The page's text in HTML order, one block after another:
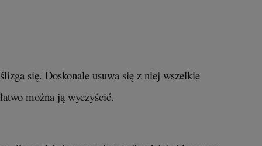
się. Doskonale usuwa się z niej wszelkie
można ją wyczyścić.